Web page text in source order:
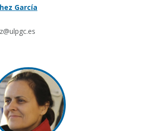
García